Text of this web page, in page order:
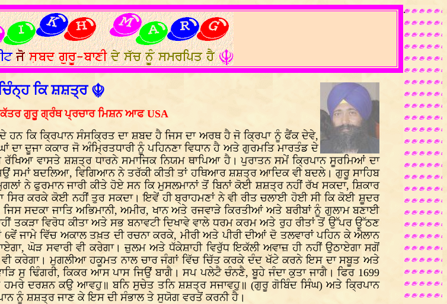
ਕਿ ਸ਼ਸ਼ਤ੍ਰ ☬
ਗੁਰੂ ਗ੍ਰੰਥ ਪ੍ਰਚਾਰ ਮਿਸ਼ਨ ਆਫ USA
ਹਨ ਕਿ ਕ੍ਰਿਪਾਨ ਸੰਸਕ੍ਰਿਤ ਦਾ ਸ਼ਬਦ ਹੈ ਜਿਸ ਦਾ ਅਰਥ ਹੈ ਜੋ ਕ੍ਰਿਪਾ ਨੂੰ ਫੈਂਕ ਦੇਵੇ,
ਦਾ ਦੂਜਾ ਕਕਾਰ ਜੋ ਅੰਮ੍ਰਿਤਧਾਰੀ ਨੂੰ ਪਹਿਨਣਾ ਵਿਧਾਨ ਹੈ ਅਤੇ ਗੁਰਮਤਿ ਮਾਰਤੰਡ ਦੇ
ਵਾਸਤੇ ਸ਼ਸ਼ਤ੍ਰ ਧਾਰਨੇ ਸਮਾਜਿਕ ਨਿਯਮ ਥਾਪਿਆ ਹੈ। ਪੁਰਾਤਨ ਸਮੇਂ ਕ੍ਰਿਪਾਨ ਸੂਰਮਿਆਂ ਦਾ
ਸਮਾਂ ਬਦਲਿਆ, ਵਿਗਿਆਨ ਨੇ ਤਰੱਕੀ ਕੀਤੀ ਤਾਂ ਹਥਿਆਰ ਸ਼ਸ਼ਤ੍ਰ ਆਦਿਕ ਵੀ ਬਦਲੇ। ਗੁਰੂ ਸਾਹਿਬ
ਨੇ ਫੁਰਮਾਨ ਜਾਰੀ ਕੀਤੇ ਹੋਏ ਸਨ ਕਿ ਮੁਸਲਮਾਨਾਂ ਤੋਂ ਬਿਨਾਂ ਕੋਈ ਸ਼ਸ਼ਤ੍ਰ ਨਹੀਂ ਰੱਖ ਸਕਦਾ, ਸ਼ਿਕਾਰ
ਸਿਰ ਕਰਕੇ ਕੋਈ ਨਹੀਂ ਤੁਰ ਸਕਦਾ। ਇਵੇਂ ਹੀ ਬ੍ਰਾਹਮਣਾਂ ਨੇ ਵੀ ਰੀਤ ਚਲਾਈ ਹੋਈ ਸੀ ਕਿ ਕੋਈ ਸ਼ੂਦਰ
ਸਦਕਾ ਜਾਤਿ ਅਭਿਮਾਨੀ, ਅਮੀਰ, ਖਾਨ ਅਤੇ ਰਜਵਾੜੇ ਕਿਰਤੀਆਂ ਅਤੇ ਬਰੀਬਾਂ ਨੂੰ ਗੁਲਾਮ ਬਣਾਈ
ਤਕੜਾ ਵਿਰੋਧ ਕੀਤਾ ਅਤੇ ਸਭ ਬਨਾਵਟੀ ਦਿਖਾਵੇ ਵਾਲੇ ਧਰਮ ਕਰਮ ਅਤੇ ਰੁਹ ਰੀਤਾਂ ਤੋਂ ਉੱਪਰ ਉੱਠਣ
ਜਾਮੇ ਵਿੱਚ ਅਕਾਲ ਤਖ਼ਤ ਦੀ ਰਚਨਾ ਕਰਕੇ, ਮੀਰੀ ਅਤੇ ਪੀਰੀ ਦੀਆਂ ਦੋ ਤਲਵਾਰਾਂ ਪਹਿਨ ਕੇ ਐਲਾਨ
ਘੋੜ ਸਵਾਰੀ ਵੀ ਕਰੇਗਾ। ਜ਼ੁਲਮ ਅਤੇ ਧੱਕੇਸ਼ਾਹੀ ਵਿਰੁੱਧ ਇਕੱਲੀ ਅਵਾਜ਼ ਹੀ ਨਹੀਂ ਉਠਾਏਗਾ ਸਗੋਂ
ਵੀ ਕਰੇਗਾ। ਮੁਗਲੀਆ ਹਕੂਮਤ ਨਾਲ ਚਾਰ ਜੰਗਾਂ ਵਿੱਚ ਚਿੱਤ ਕਰਕੇ ਦੰਦ ਖੱਟੇ ਕਰਨੇ ਇਸ ਦਾ ਸਬੂਤ ਅਤੇ
ਸੁ ਢਿੰਗਰੀ, ਕਿਕਰ ਆਸ ਪਾਸ ਜਿਉਂ ਬਾਗੈ। ਸਪ ਪਲੇਟੈ ਚੰਨਣੈ, ਬੂਹੇ ਜੰਦਾ ਕੁਤਾ ਜਾਗੈ। ਫਿਰ 1699
ਹਮਰੇ ਦਰਸ਼ਨ ਕਉ ਆਵਹੁ॥ ਬਨਿ ਸੁਚੇਤ ਤਨਿ ਸ਼ਸ਼ਤ੍ਰ ਸਜਾਵਹੁ॥ (ਗੁਰੂ ਗੋਬਿੰਦ ਸਿੰਘ) ਅਤੇ ਕ੍ਰਿਪਾਨ
ਨੂੰ ਸ਼ਸ਼ਤ੍ਰ ਜਾਣ ਕੇ ਇਸ ਦੀ ਸੰਭਾਲ ਤੇ ਸੁਯੋਗ ਵਰਤੋਂ ਕਰਨੀ ਹੈ।
.